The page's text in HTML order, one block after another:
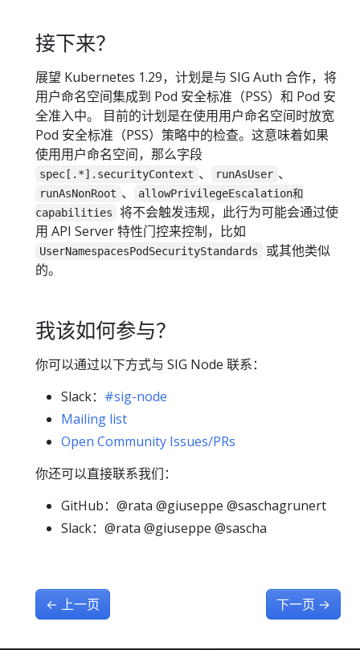
接下来？
展望 Kubernetes 1.29，计划是与 SIG Auth 合作，将
用户命名空间集成到 Pod 安全标准（PSS）和 Pod 安
全准入中。 目前的计划是在使用用户命名空间时放宽
Pod 安全标准（PSS）策略中的检查。这意味着如果
使用用户命名空间，那么字段
spec[.*].securityContext 、 runAsUser 、
runAsNonRoot 、
allowPrivilegeEscalation和
capabilities
将不会触发违规，此行为可能会通过使
用 API Server 特性门控来控制，比如
UserNamespacesPodSecurityStandards
或其他类似
的。
我该如何参与？
你可以通过以下方式与 SIG Node 联系：
Slack： #sig-node
Mailing list
Open Community Issues/PRs
你还可以直接联系我们：
GitHub：@rata @giuseppe @saschagrunert
Slack：@rata @giuseppe @sascha
← 上一页 下一页 →